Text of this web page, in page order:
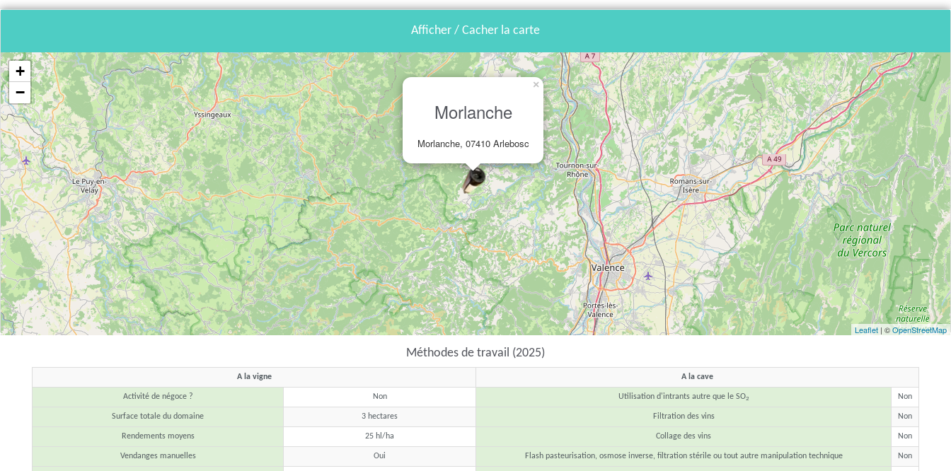
Afficher / Cacher la carte
Morlanche
Morlanche, 07410 Arlebosc
×
+
−
Leaflet | ©OpenStreetMap
Méthodes de travail (2025)
A la vigne A la cave
Activité de négoce ? Non Utilisation d'intrants autre que le SO2 Non
Surface totale du domaine 3 hectares Filtration des vins Non
Rendements moyens 25 hl/ha Collage des vins Non
Vendanges manuelles Oui Flash pasteurisation, osmose inverse, filtration stérile ou tout autre manipulation technique Non